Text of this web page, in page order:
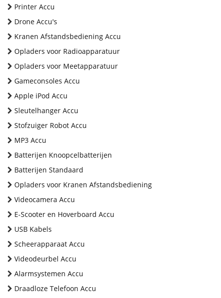
Printer Accu
Drone Accu's
Kranen Afstandsbediening Accu
Opladers voor Radioapparatuur
Opladers voor Meetapparatuur
Gameconsoles Accu
Apple iPod Accu
Sleutelhanger Accu
Stofzuiger Robot Accu
MP3 Accu
Batterijen Knoopcelbatterijen
Batterijen Standaard
Opladers voor Kranen Afstandsbediening
Videocamera Accu
E-Scooter en Hoverboard Accu
USB Kabels
Scheerapparaat Accu
Videodeurbel Accu
Alarmsystemen Accu
Draadloze Telefoon Accu